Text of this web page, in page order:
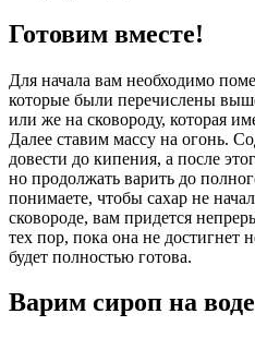
Готовим вместе!
Для начала вам необходимо
которые были перечислены
или же на сковороду, которая
Далее ставим массу на огонь.
довести до кипения, а после
но продолжать варить до
понимаете, чтобы сахар не
сковороде, вам придется
тех пор, пока она не достигнет
будет полностью готова.
Варим сироп на воде